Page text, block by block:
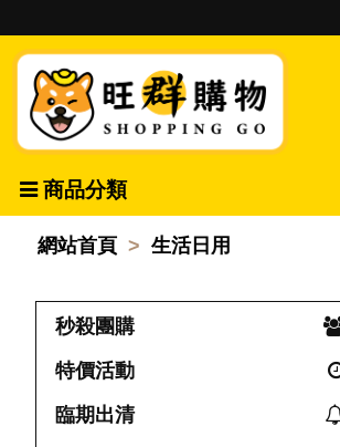
商品分類
網站首頁 生活日用
秒殺團購
特價活動
臨期出清